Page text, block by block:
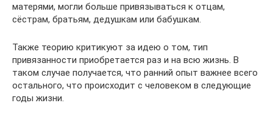
матерями, могли больше привязываться к отцам,
сёстрам, братьям, дедушкам или бабушкам.
Также теорию критикуют за идею о том, тип
привязанности приобретается раз и на всю жизнь. В
таком случае получается, что ранний опыт важнее всего
остального, что происходит с человеком в следующие
годы жизни.